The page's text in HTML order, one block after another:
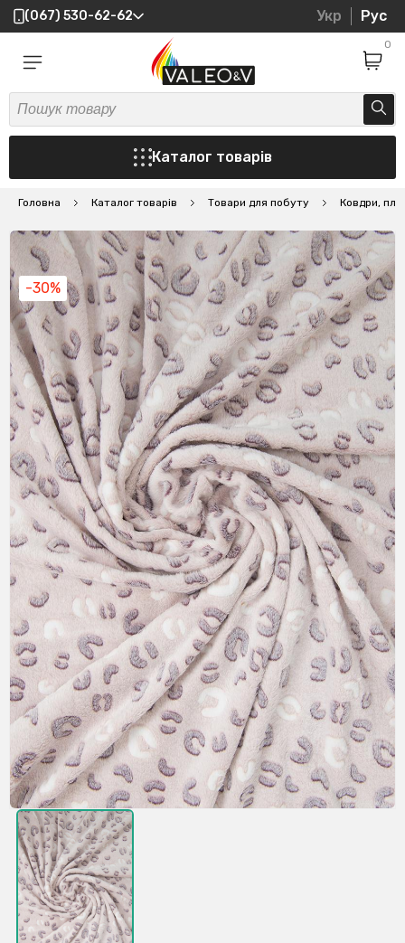
(067) 530-62-62 Укр Рус
0
Каталог товарів
Головна Каталог товарів Товари для побуту Ковдри,
-30%